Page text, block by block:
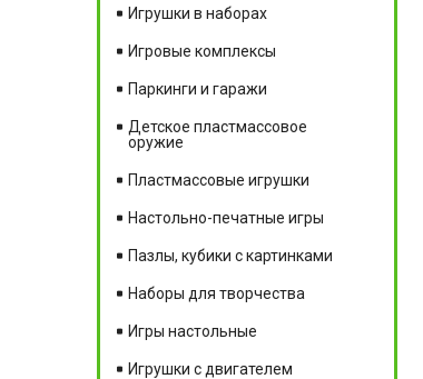
Игрушки в наборах
Игровые комплексы
Паркинги и гаражи
Детское пластмассовое
оружие
Пластмассовые игрушки
Настольно-печатные игры
Пазлы, кубики с картинками
Наборы для творчества
Игры настольные
Игрушки с двигателем